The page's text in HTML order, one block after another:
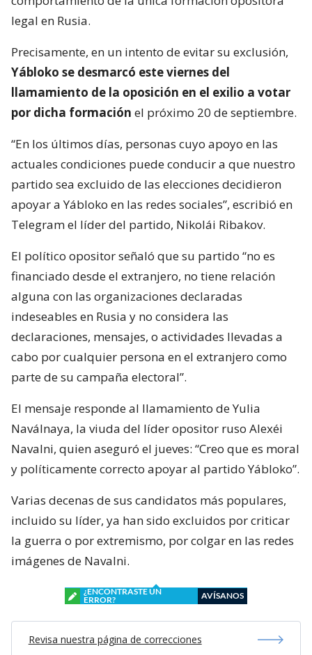
legal en Rusia.
Precisamente, en un intento de evitar su exclusión,
Yábloko se desmarcó este viernes del
llamamiento de la oposición en el exilio a votar
por dicha formación el próximo 20 de septiembre.
“En los últimos días, personas cuyo apoyo en las
actuales condiciones puede conducir a que nuestro
partido sea excluido de las elecciones decidieron
apoyar a Yábloko en las redes sociales”, escribió en
Telegram el líder del partido, Nikolái Ribakov.
El político opositor señaló que su partido “no es
financiado desde el extranjero, no tiene relación
alguna con las organizaciones declaradas
indeseables en Rusia y no considera las
declaraciones, mensajes, o actividades llevadas a
cabo por cualquier persona en el extranjero como
parte de su campaña electoral”.
El mensaje responde al llamamiento de Yulia
Naválnaya, la viuda del líder opositor ruso Alexéi
Navalni, quien aseguró el jueves: “Creo que es moral
y políticamente correcto apoyar al partido Yábloko”.
Varias decenas de sus candidatos más populares,
incluido su líder, ya han sido excluidos por criticar
la guerra o por extremismo, por colgar en las redes
imágenes de Navalni.
¿ENCONTRASTE UN
ERROR?
AVÍSANOS
Revisa nuestra página de correcciones